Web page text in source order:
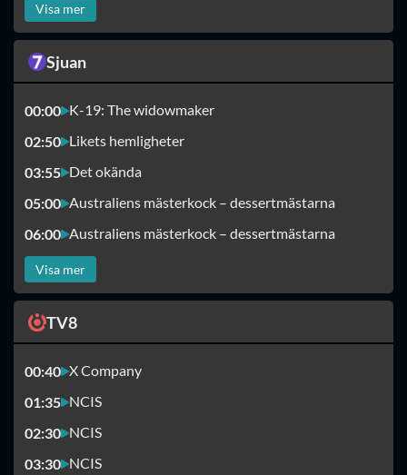
Visa mer
Sjuan
00:00 K-19: The widowmaker
02:50 Likets hemligheter
03:55 Det okända
05:00 Australiens mästerkock – dessertmästarna
06:00 Australiens mästerkock – dessertmästarna
Visa mer
TV8
00:40 X Company
01:35 NCIS
02:30 NCIS
03:30 NCIS